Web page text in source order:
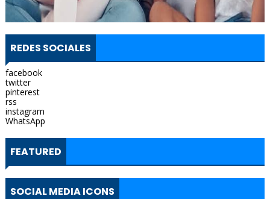
REDES SOCIALES
facebook
twitter
pinterest
rss
instagram
WhatsApp
FEATURED
SOCIAL MEDIA ICONS